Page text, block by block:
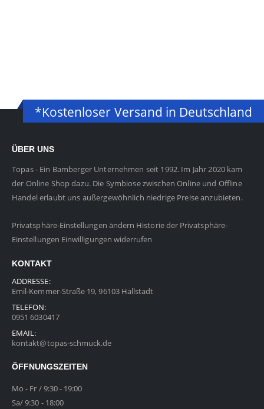
*Kostenloser Versand in Deutschland
ÜBER UNS
Topas - Ein Bamberger Unternehmen seit 1992. Im Jahr 2020 kam
der Online Shop dazu. Die Symbiose zwischen Online und Offline
Handel erlaubt uns außergewöhnlich niedrige Preise anzubieten.
Privatsphäre-Einstellungen ändern Historie der Privatsphäre-
Einstellungen Einwilligungen widerrufen
KONTAKT
ADDRESSE:
Emil-Kemmer-Straße 19, 96103 Hallstadt
TELEFON:
0951 6030417
EMAIL:
kontakt@topas-schmuck.de
ÖFFNUNGSZEITEN
Mo - Fr / 9:30 - 19:00
Sa/ 9:30 - 18:00